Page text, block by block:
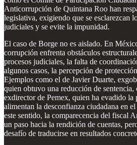
Anticorrupción de Quintana Roo han
legislativa, exigiendo que se esclarezcan
judiciales y se evite la impunidad.
El caso de Borge no es aislado. En
corrupción enfrenta obstáculos
procesos judiciales, la falta de
algunos casos, la percepción de
Ejemplos como el de Javier Duarte,
quien obtuvo una reducción de
exdirector de Pemex, quien ha evadido la
alimentan la desconfianza ciudadana en
este sentido, la comparecencia del fiscal
un paso hacia la rendición de cuentas,
desafío de traducirse en resultados